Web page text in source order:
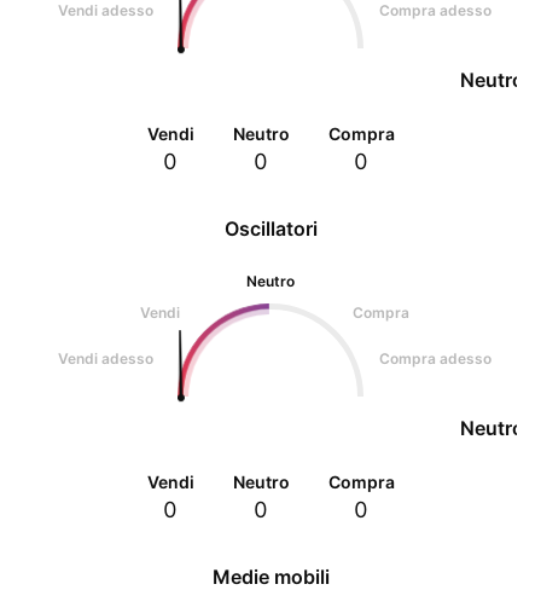
Oscillatori
Neutro
Vendi
Compra
Vendi adesso Compra adesso
Neutro
Vendi
0
Neutro
0
Compra
0
Vendi adesso Compra adesso
Neutro
Vendi
0
Neutro
0
Compra
0
Medie mobili